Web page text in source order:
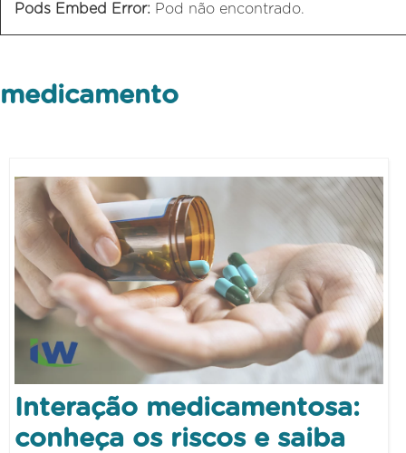
Pods Embed Error: Pod não encontrado.
medicamento
Interação medicamentosa:
conheça os riscos e saiba